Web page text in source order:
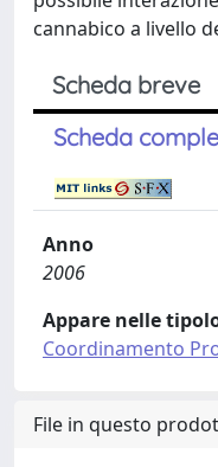
Scheda breve
Scheda
Anno
2006
Appare nelle
Coordinamento
File in questo